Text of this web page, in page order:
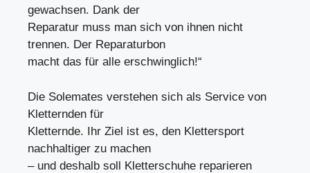
gewachsen. Dank der
Reparatur muss man sich von ihnen nicht
trennen. Der Reparaturbon
macht das für alle erschwinglich!“
Die Solemates verstehen sich als Service von
Kletternden für
Kletternde. Ihr Ziel ist es, den Klettersport
nachhaltiger zu machen
– und deshalb soll Kletterschuhe reparieren